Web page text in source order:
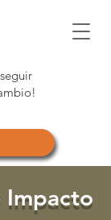
Impacto